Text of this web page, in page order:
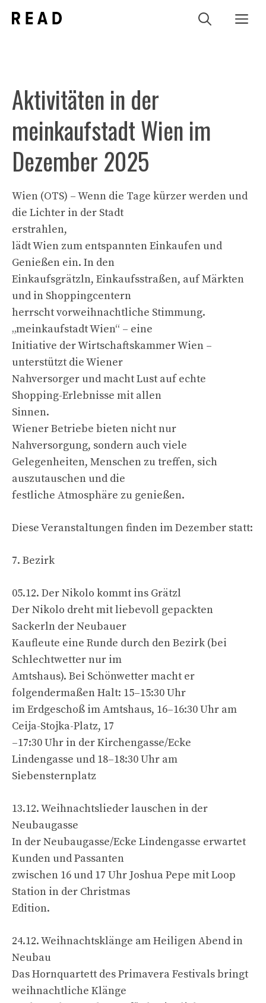
Inhalt
Aktivitäten in der
meinkaufstadt Wien im
Dezember 2025
Wien (OTS) – Wenn die Tage kürzer werden und
die Lichter in der Stadt
erstrahlen,
lädt Wien zum entspannten Einkaufen und
Genießen ein. In den
Einkaufsgrätzln, Einkaufsstraßen, auf Märkten
und in Shoppingcentern
herrscht vorweihnachtliche Stimmung.
„meinkaufstadt Wien“ – eine
Initiative der Wirtschaftskammer Wien –
unterstützt die Wiener
Nahversorger und macht Lust auf echte
Shopping-Erlebnisse mit allen
Sinnen.
Wiener Betriebe bieten nicht nur
Nahversorgung, sondern auch viele
Gelegenheiten, Menschen zu treffen, sich
auszutauschen und die
festliche Atmosphäre zu genießen.
Diese Veranstaltungen finden im Dezember statt:
7. Bezirk
05.12. Der Nikolo kommt ins Grätzl
Der Nikolo dreht mit liebevoll gepackten
Sackerln der Neubauer
Kaufleute eine Runde durch den Bezirk (bei
Schlechtwetter nur im
Amtshaus). Bei Schönwetter macht er
folgendermaßen Halt: 15–15:30 Uhr
im Erdgeschoß im Amtshaus, 16–16:30 Uhr am
Ceija-Stojka-Platz, 17
–17:30 Uhr in der Kirchengasse/Ecke
Lindengasse und 18–18:30 Uhr am
Siebensternplatz
13.12. Weihnachtslieder lauschen in der
Neubaugasse
In der Neubaugasse/Ecke Lindengasse erwartet
Kunden und Passanten
zwischen 16 und 17 Uhr Joshua Pepe mit Loop
Station in der Christmas
Edition.
24.12. Weihnachtsklänge am Heiligen Abend in
Neubau
Das Hornquartett des Primavera Festivals bringt
weihnachtliche Klänge